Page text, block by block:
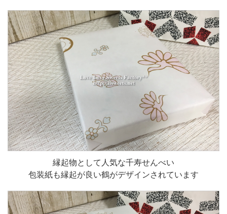
縁起物として人気な千寿せんべい
包装紙も縁起が良い鶴がデザインされています